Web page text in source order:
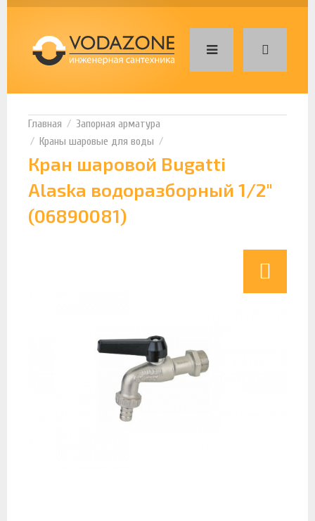
Запорная арматура
Краны шаровые для воды
Кран шаровой Bugatti
Alaska водоразборный 1/2"
(06890081)